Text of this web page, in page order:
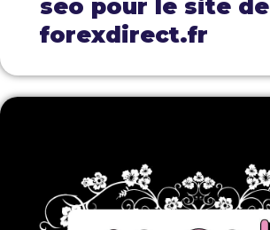
seo pour le site de
forexdirect.fr